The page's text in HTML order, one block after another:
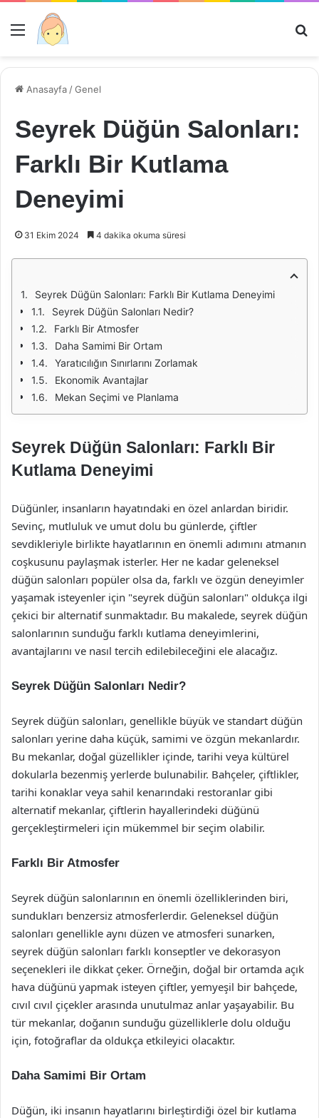
Menü
Anasayfa /Genel
Seyrek Düğün Salonları:
Farklı Bir Kutlama
Deneyimi
31 Ekim 2024 4 dakika okuma süresi
Seyrek Düğün Salonları: Farklı Bir Kutlama Deneyimi
Seyrek Düğün Salonları Nedir?
Farklı Bir Atmosfer
Daha Samimi Bir Ortam
Yaratıcılığın Sınırlarını Zorlamak
Ekonomik Avantajlar
Mekan Seçimi ve Planlama
Seyrek Düğün Salonları: Farklı Bir
Kutlama Deneyimi
Düğünler, insanların hayatındaki en özel anlardan biridir.
Sevinç, mutluluk ve umut dolu bu günlerde, çiftler
sevdikleriyle birlikte hayatlarının en önemli adımını atmanın
coşkusunu paylaşmak isterler. Her ne kadar geleneksel
düğün salonları popüler olsa da, farklı ve özgün deneyimler
yaşamak isteyenler için "seyrek düğün salonları" oldukça ilgi
çekici bir alternatif sunmaktadır. Bu makalede, seyrek düğün
salonlarının sunduğu farklı kutlama deneyimlerini,
avantajlarını ve nasıl tercih edilebileceğini ele alacağız.
Seyrek Düğün Salonları Nedir?
Seyrek düğün salonları, genellikle büyük ve standart düğün
salonları yerine daha küçük, samimi ve özgün mekanlardır.
Bu mekanlar, doğal güzellikler içinde, tarihi veya kültürel
dokularla bezenmiş yerlerde bulunabilir. Bahçeler, çiftlikler,
tarihi konaklar veya sahil kenarındaki restoranlar gibi
alternatif mekanlar, çiftlerin hayallerindeki düğünü
gerçekleştirmeleri için mükemmel bir seçim olabilir.
Farklı Bir Atmosfer
Seyrek düğün salonlarının en önemli özelliklerinden biri,
sundukları benzersiz atmosferlerdir. Geleneksel düğün
salonları genellikle aynı düzen ve atmosferi sunarken,
seyrek düğün salonları farklı konseptler ve dekorasyon
seçenekleri ile dikkat çeker. Örneğin, doğal bir ortamda açık
hava düğünü yapmak isteyen çiftler, yemyeşil bir bahçede,
cıvıl cıvıl çiçekler arasında unutulmaz anlar yaşayabilir. Bu
tür mekanlar, doğanın sunduğu güzelliklerle dolu olduğu
için, fotoğraflar da oldukça etkileyici olacaktır.
Daha Samimi Bir Ortam
Düğün, iki insanın hayatlarını birleştirdiği özel bir kutlama